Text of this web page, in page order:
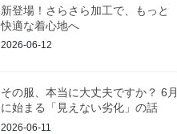
新登場！さらさら加工で、もっと
快適な着心地へ
2026-06-12
その服、本当に大丈夫ですか？ 6月
に始まる「見えない劣化」の話
2026-06-11